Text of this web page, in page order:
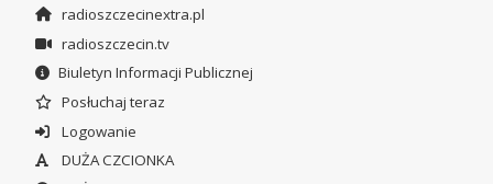
radioszczecinextra.pl
radioszczecin.tv
Biuletyn Informacji Publicznej
Posłuchaj teraz
Logowanie
DUŻA CZCIONKA